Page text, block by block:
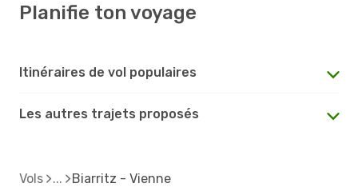
Planifie ton voyage
Itinéraires de vol populaires
Les autres trajets proposés
Vols Biarritz - Vienne